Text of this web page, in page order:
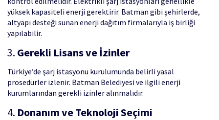
yüksek kapasiteli enerji gerektirir. Batman gibi şehirlerde,
altyapı desteği sunan enerji dağıtım firmalarıyla iş birliği
yapılabilir.
3. Gerekli Lisans ve İzinler
Türkiye’de şarj istasyonu kurulumunda belirli yasal
prosedürler izlenir. Batman Belediyesi ve ilgili enerji
kurumlarından gerekli izinler alınmalıdır.
4. Donanım ve Teknoloji Seçimi